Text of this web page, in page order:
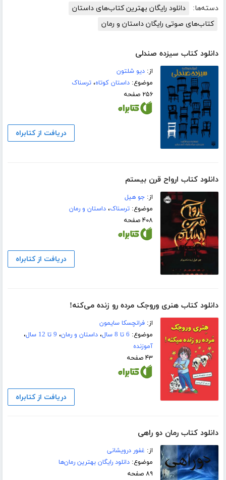
دسته‌ها:
دانلود رایگان بهترین کتاب‌های داستان
کتاب‌های صوتی رایگان داستان و رمان
دانلود کتاب سیزده صندلی
از:دیو شلتون
موضوع:داستان کوتاه،ترسناک
۲۵۶ صفحه
دریافت از کتابراه
دانلود کتاب ارواح قرن بیستم
از:جو ھیل
موضوع:ترسناک،داستان و رمان
۴۰۸ صفحه
دریافت از کتابراه
دانلود کتاب هنری وروجک مرده رو زنده می‌کنه!
از:فرانچسکا سایمون
موضوع: 6 تا 8 سال ،داستان و رمان، 9 تا 12 سال
،
آموزنده
۴۳ صفحه
دریافت از کتابراه
دانلود کتاب رمان دو راهی
از: غفور درویشانی
موضوع:دانلود رایگان بهترین رمان‌ها
۸۹ صفحه